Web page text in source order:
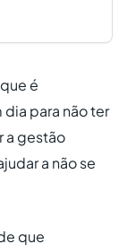
é
para não ter
a gestão
a não se
que